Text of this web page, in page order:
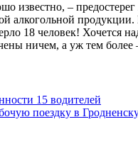
известно, –
алкогольной
18 человек! Хочется
ничем, а уж тем
15 водителей
поездку в